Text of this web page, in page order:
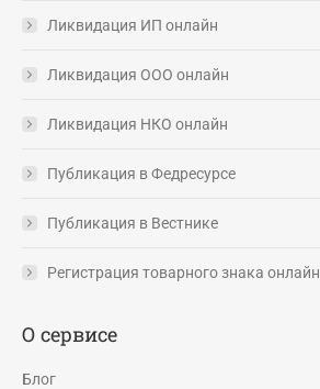
Ликвидация ИП онлайн
Ликвидация ООО онлайн
Ликвидация НКО онлайн
Публикация в Федресурсе
Публикация в Вестнике
Регистрация товарного знака онлайн
О сервисе
Блог